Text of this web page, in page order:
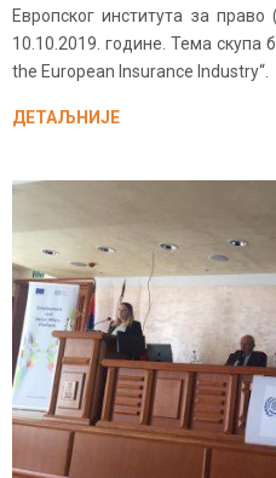
Европског института за
10.10.2019. године. Тема скупа
the European Insurance Industry“.
ДЕТАЉНИЈЕ